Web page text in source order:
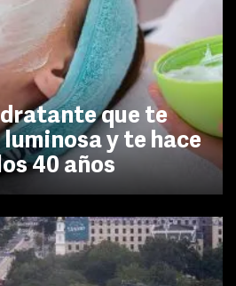
que te
y te hace
40 años